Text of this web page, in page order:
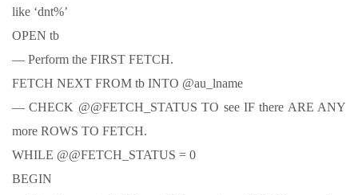
like ‘dnt%’
OPEN tb
— Perform the FIRST FETCH.
FETCH NEXT FROM tb INTO @au_lname
— CHECK @@FETCH_STATUS TO see IF there ARE ANY
more ROWS TO FETCH.
WHILE @@FETCH_STATUS = 0
BEGIN